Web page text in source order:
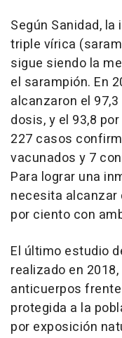
Según Sanidad,
triple vírica
sigue siendo la
el sarampión. En
alcanzaron el
dosis, y el 93,8
227 casos
vacunados y 7
Para lograr una
necesita
por ciento con
El último estudio
realizado en
anticuerpos
protegida a la
por exposición